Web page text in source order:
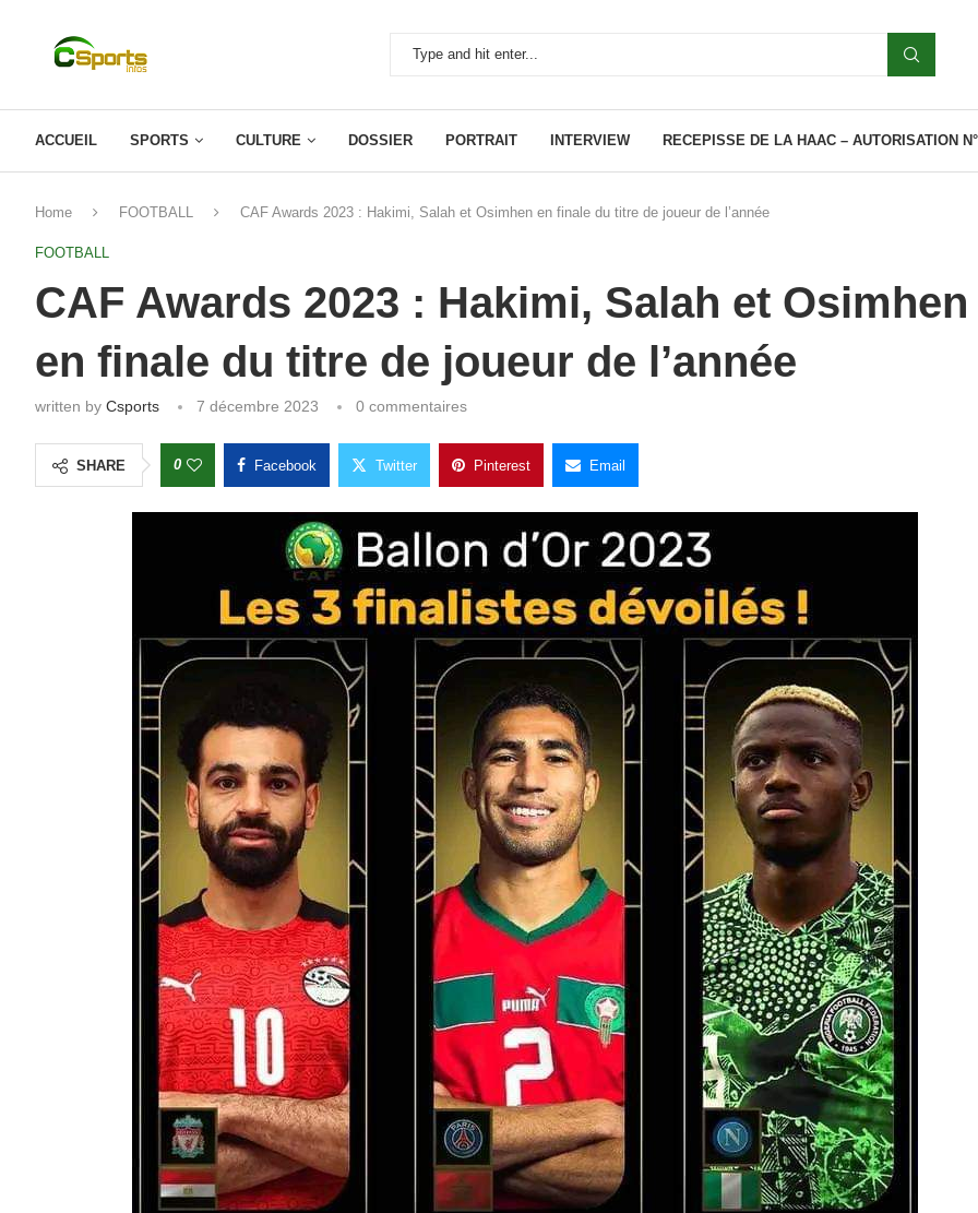
ACCUEIL SPORTS CULTURE DOSSIER PORTRAIT INTERVIEW RECEPISSE DE LA HAAC – AUTORISATION
Home FOOTBALL CAF Awards 2023 : Hakimi, Salah et Osimhen en finale du titre de joueur de l’année
FOOTBALL
CAF Awards 2023 : Hakimi, Salah et Osimhen
en finale du titre de joueur de l’année
written by Csports 7 décembre 2023 0 commentaires
SHARE 0 Facebook Twitter Pinterest Email